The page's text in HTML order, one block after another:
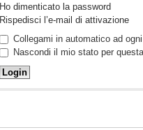
Ho dimenticato la password
Rispedisci l’e-mail di attivazione
Collegami in automatico ad
Nascondi il mio stato per